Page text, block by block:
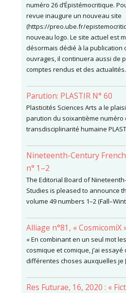
numéro 26 d’Épistémocritique.
revue inaugure un nouveau site
(https://preo.ube.fr/
nouveau logo. Le site actuel est
désormais dédié à la publication
ouvrages, il continuera aussi de
comptes rendus et des actualités.
Parution: PLASTIR N° 60
Plasticités Sciences Arts a le
parution du soixantième numéro
transdisciplinarité humaine
Nineteenth-Century
n° 1–2
The Editorial Board of
Studies is pleased to announce
volume 49 numbers 1–2
Alliage n°81, « CosmicomiX
« En combinant en un seul mot
cosmique et comique, j’ai
différentes choses auxquelles je
Res Futurae, 16, 2020 : «